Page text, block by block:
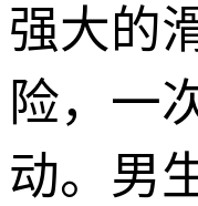
强大的
险，一
动。男